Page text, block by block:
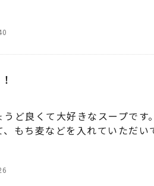
ど良くて大好きなスープで
もち麦などを入れていただい